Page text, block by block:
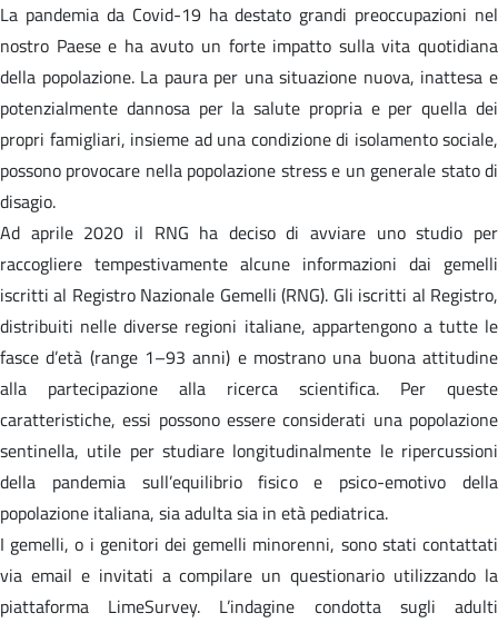
La pandemia da Covid-19 ha destato grandi preoccupazioni nel
nostro Paese e ha avuto un forte impatto sulla vita quotidiana
della popolazione. La paura per una situazione nuova, inattesa e
potenzialmente dannosa per la salute propria e per quella dei
propri famigliari, insieme ad una condizione di isolamento sociale,
possono provocare nella popolazione stress e un generale stato di
disagio.
Ad aprile 2020 il RNG ha deciso di avviare uno studio per
raccogliere tempestivamente alcune informazioni dai gemelli
iscritti al Registro Nazionale Gemelli (RNG). Gli iscritti al Registro,
distribuiti nelle diverse regioni italiane, appartengono a tutte le
fasce d’età (range 1–93 anni) e mostrano una buona attitudine
alla partecipazione alla ricerca scientifica. Per queste
caratteristiche, essi possono essere considerati una popolazione
sentinella, utile per studiare longitudinalmente le ripercussioni
della pandemia sull’equilibrio fisico e psico-emotivo della
popolazione italiana, sia adulta sia in età pediatrica.
I gemelli, o i genitori dei gemelli minorenni, sono stati contattati
via email e invitati a compilare un questionario utilizzando la
piattaforma LimeSurvey. L’indagine condotta sugli adulti